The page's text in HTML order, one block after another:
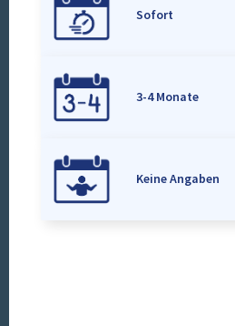
Sofort
3-4 Monate
Keine Angaben